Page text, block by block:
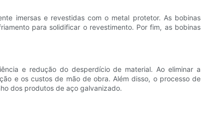
imersas e revestidas com o metal protetor. As bobinas
para solidificar o revestimento. Por fim, as bobinas
e redução do desperdício de material. Ao eliminar a
e os custos de mão de obra. Além disso, o processo de
dos produtos de aço galvanizado.